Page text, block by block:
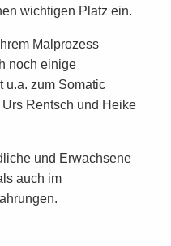
wichtigen Platz ein.
Malprozess
noch einige
u.a. zum Somatic
Rentsch und Heike
und Erwachsene
auch im